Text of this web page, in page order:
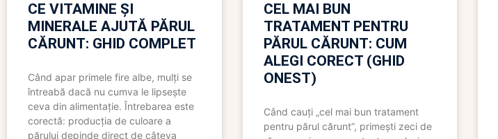
CE VITAMINE ȘI
MINERALE AJUTĂ PĂRUL
CĂRUNT: GHID COMPLET
Când apar primele fire albe, mulți se
întreabă dacă nu cumva le lipsește
ceva din alimentație. Întrebarea este
corectă: producția de culoare a
părului depinde direct de câteva
CEL MAI BUN
TRATAMENT PENTRU
PĂRUL CĂRUNT: CUM
ALEGI CORECT (GHID
ONEST)
Când cauți „cel mai bun tratament
pentru părul cărunt”, primești zeci de